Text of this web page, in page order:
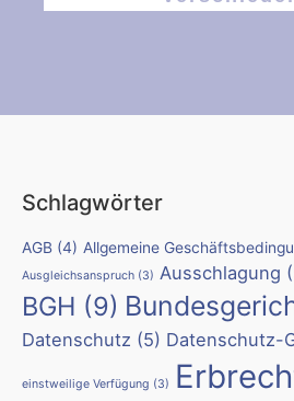
Schlagwörter
AGB (4) Allgemeine
Ausgleichsanspruch (3) Ausschlagung
BGH (9)
Datenschutz (5) Datenschutz-
einstweilige Verfügung (3)